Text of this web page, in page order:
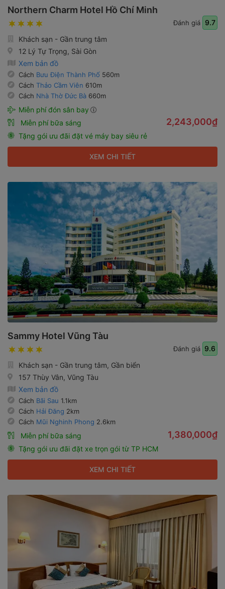
Northern Charm Hotel Hồ Chí Minh
Đánh giá
9.7
Khách sạn - Gần trung tâm
12 Lý Tự Trọng, Sài Gòn
Xem bản đồ
Cách Bưu Điện Thành Phố 560m
Cách Thảo Cầm Viên 610m
Cách Nhà Thờ Đức Bà 660m
Miễn phí đón sân bay
Miễn phí bữa sáng
Tặng gói ưu đãi đặt vé máy bay siêu rẻ
2,243,000₫
XEM CHI TIẾT
Sammy Hotel Vũng Tàu
Đánh giá 9.6
Khách sạn - Gần trung tâm, Gần biển
157 Thùy Vân, Vũng Tàu
Xem bản đồ
Cách Bãi Sau 1.1km
Cách Hải Đăng 2km
Cách Mũi Nghinh Phong 2.6km
Miễn phí bữa sáng
Tặng gói ưu đãi đặt xe trọn gói từ TP HCM
1,380,000₫
XEM CHI TIẾT